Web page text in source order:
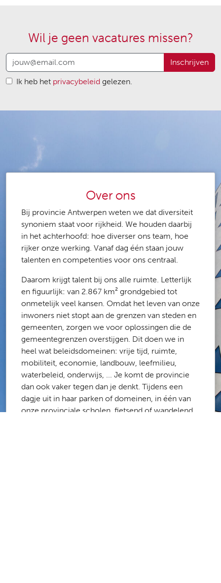
Wil je geen vacatures missen?
Inschrijven
Ik heb het privacybeleid gelezen.
Over ons
Bij provincie Antwerpen weten we dat diversiteit
synoniem staat voor rijkheid. We houden daarbij
in het achterhoofd: hoe diverser ons team, hoe
rijker onze werking. Vanaf dag één staan jouw
talenten en competenties voor ons centraal.
Daarom krijgt talent bij ons alle ruimte. Letterlijk
en figuurlijk: van 2.867 km² grondgebied tot
onmetelijk veel kansen. Omdat het leven van onze
inwoners niet stopt aan de grenzen van steden en
gemeenten, zorgen we voor oplossingen die de
gemeentegrenzen overstijgen. Dit doen we in
heel wat beleidsdomeinen: vrije tijd, ruimte,
mobiliteit, economie, landbouw, leefmilieu,
waterbeleid, onderwijs, ... Je komt de provincie
dan ook vaker tegen dan je denkt. Tijdens een
dagje uit in haar parken of domeinen, in één van
onze provinciale scholen, fietsend of wandelend